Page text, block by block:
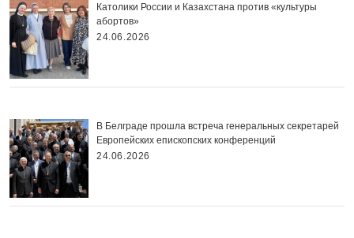
Католики России и Казахстана против «культуры
абортов»
24.06.2026
В Белграде прошла встреча генеральных секретарей
Европейских епископских конференций
24.06.2026